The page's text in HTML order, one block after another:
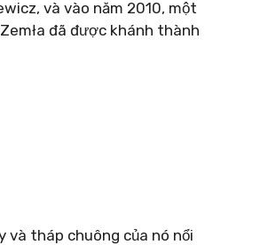
và vào năm 2010, một
đã được khánh thành
và tháp chuông của nó nổi